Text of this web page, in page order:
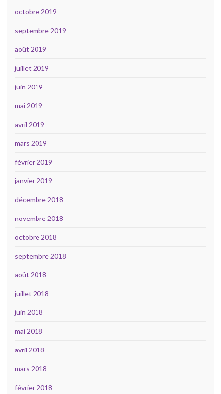
octobre 2019
septembre 2019
août 2019
juillet 2019
juin 2019
mai 2019
avril 2019
mars 2019
février 2019
janvier 2019
décembre 2018
novembre 2018
octobre 2018
septembre 2018
août 2018
juillet 2018
juin 2018
mai 2018
avril 2018
mars 2018
février 2018